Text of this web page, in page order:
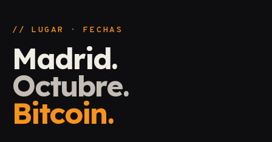
// LUGAR · FECHAS
Madrid.
Octubre.
Bitcoin.